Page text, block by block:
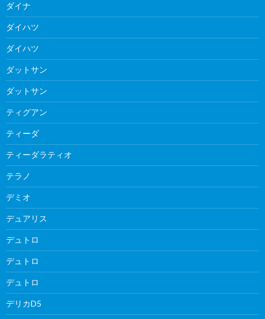
ダイナ
ダイハツ
ダイハツ
ダットサン
ダットサン
ティグアン
ティーダ
ティーダラティオ
テラノ
デミオ
デュアリス
デュトロ
デュトロ
デュトロ
デリカD5